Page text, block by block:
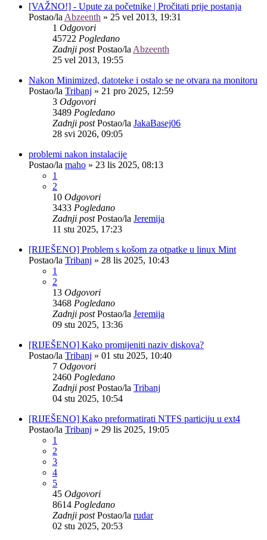
[VAŽNO!] - Upute za početnike | Pročitati prije postanja
Postao/la Abzeenth » 25 vel 2013, 19:31
1 Odgovori
45722 Pogledano
Zadnji postPostao/la Abzeenth
25 vel 2013, 19:55
Nakon Minimized, datoteke i ostalo se ne otvara na monitoru
Postao/la Tribanj » 21 pro 2025, 12:59
3 Odgovori
3489 Pogledano
Zadnji postPostao/la JakaBasej06
28 svi 2026, 09:05
problemi nakon instalacije
Postao/la maho » 23 lis 2025, 08:13
1
2
10 Odgovori
3433 Pogledano
Zadnji postPostao/la Jeremija
11 stu 2025, 17:23
[RIJEŠENO] Problem s košom za otpatke u linux Mint
Postao/la Tribanj » 28 lis 2025, 10:43
1
2
13 Odgovori
3468 Pogledano
Zadnji postPostao/la Jeremija
09 stu 2025, 13:36
[RIJEŠENO] Kako promijeniti naziv diskova?
Postao/la Tribanj » 01 stu 2025, 10:40
7 Odgovori
2460 Pogledano
Zadnji postPostao/la Tribanj
04 stu 2025, 10:54
[RIJEŠENO] Kako preformatirati NTFS particiju u ext4
Postao/la Tribanj » 29 lis 2025, 19:05
1
2
3
4
5
45 Odgovori
8614 Pogledano
Zadnji postPostao/la rudar
02 stu 2025, 20:53